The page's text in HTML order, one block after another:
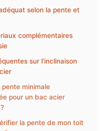
selon la pente et
complémentaires
sur l’inclinaison
minimale
pour un bac acier
la pente de mon toit